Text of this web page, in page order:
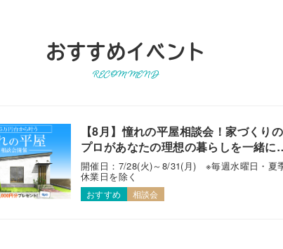
おすすめイベント
RECOMMEND
【8月】憧れの平屋相談会！家づくりの
プロがあなたの理想の暮らしを一緒に
えます！
開催日：7/28(火)～8/31(月) ※毎週水曜日・夏
休業日を除く
おすすめ 相談会